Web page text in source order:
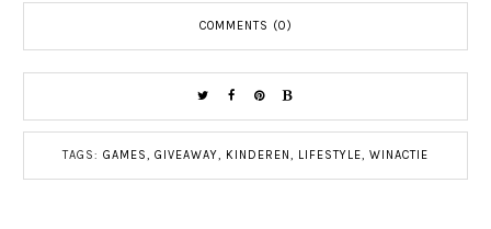
COMMENTS (0)
TAGS: GAMES, GIVEAWAY, KINDEREN, LIFESTYLE, WINACTIE